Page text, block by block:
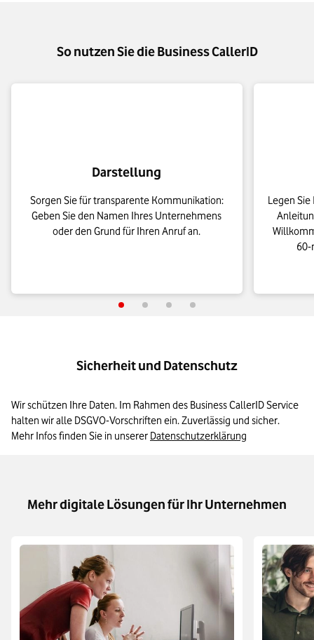
So nutzen Sie die Business CallerID
Darstellung
Sorgen Sie für transparente Kommunikation:
Geben Sie den Namen Ihres Unternehmens
oder den Grund für Ihren Anruf an.
Legen
60-
Sicherheit und Datenschutz
Wir schützen Ihre Daten. Im Rahmen des Business CallerID Service
halten wir alle DSGVO-Vorschriften ein. Zuverlässig und sicher.
Mehr Infos finden Sie in unserer Datenschutzerklärung
Mehr digitale Lösungen für Ihr Unternehmen